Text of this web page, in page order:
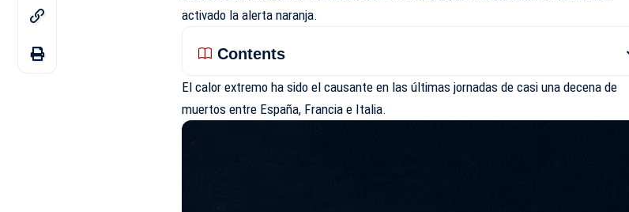
activado la alerta naranja.
Contents
El calor extremo ha sido el causante en las últimas jornadas de casi una decena de
muertos entre España, Francia e Italia.